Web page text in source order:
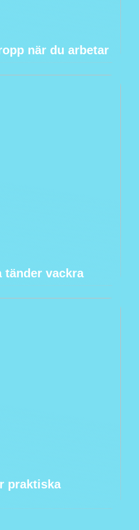
när du arbetar
tänder vackra
praktiska